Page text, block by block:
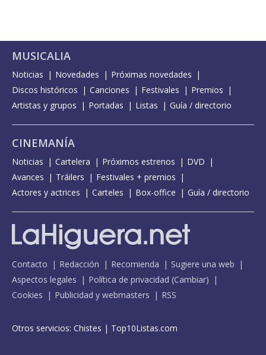
MUSICALIA
Noticias Novedades
Próximas novedades
Discos históricos
Canciones Festivales
Premios
Artistas y grupos
Portadas Listas Guía / directorio
CINEMANÍA
Noticias Cartelera Próximos estrenos
DVD
Avances
Tráilers
Festivales + premios
Actores y actrices
Carteles Box-office Guía / directorio
Contacto Redacción Recomienda
Sugiere una web
Aspectos legales
Política de privacidad (Cambiar)
Cookies
Publicidad y webmasters RSS
Otros servicios: Chistes | Top10Listas.com